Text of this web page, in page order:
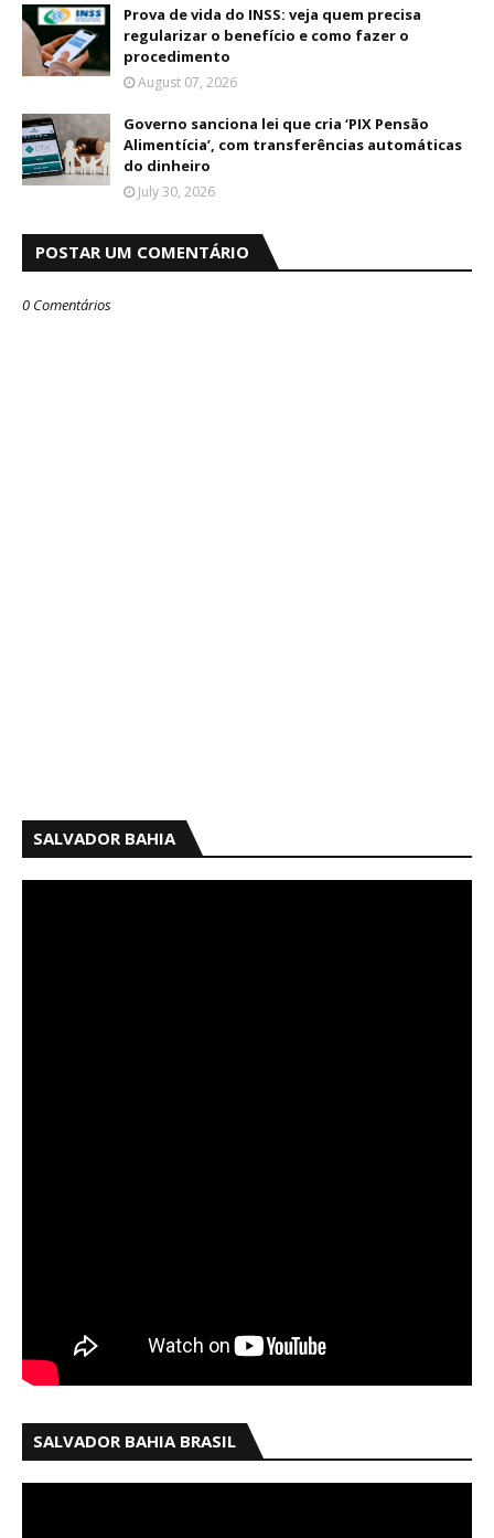
Prova de vida do INSS: veja quem precisa
regularizar o benefício e como fazer o
procedimento
August 07, 2026
Governo sanciona lei que cria ‘PIX Pensão
Alimentícia’, com transferências automáticas
do dinheiro
July 30, 2026
POSTAR UM COMENTÁRIO
0 Comentários
SALVADOR BAHIA
SALVADOR BAHIA BRASIL